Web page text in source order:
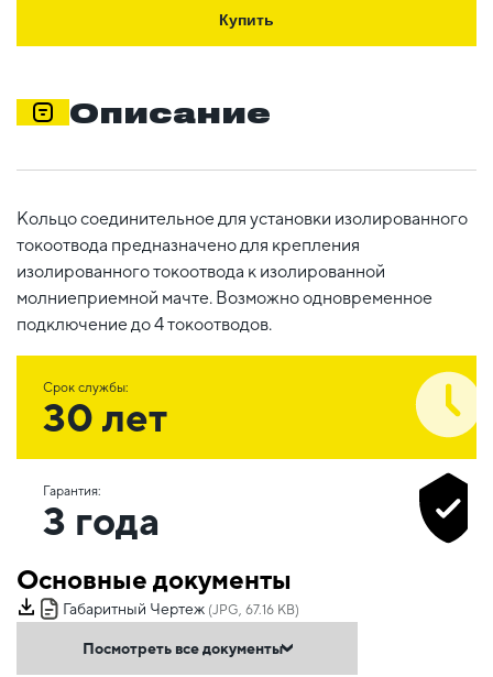
Купить
Описание
Кольцо соединительное для установки изолированного
токоотвода предназначено для крепления
изолированного токоотвода к изолированной
молниеприемной мачте. Возможно одновременное
подключение до 4 токоотводов.
Срок службы:
30 лет
Гарантия:
3 года
Основные документы
Габаритный Чертеж (JPG, 67.16 KB)
Посмотреть все документы